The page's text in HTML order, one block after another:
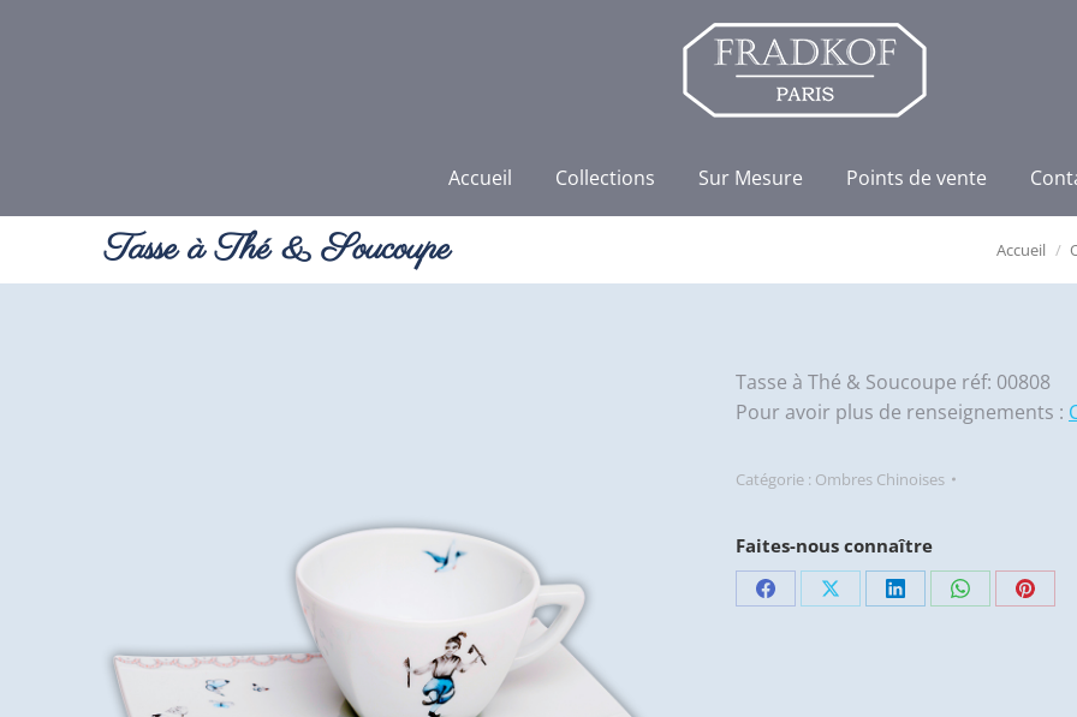
Accueil Collections Sur Mesure Points de vente
Tasse à Thé & Soucoupe
Vous êtes ici : Accueil
Tasse à Thé & Soucoupe réf: 00808
Pour avoir plus de renseignements :
Catégorie : Ombres Chinoises
Faites-nous connaître
PartagerPartagerPartagerPartager